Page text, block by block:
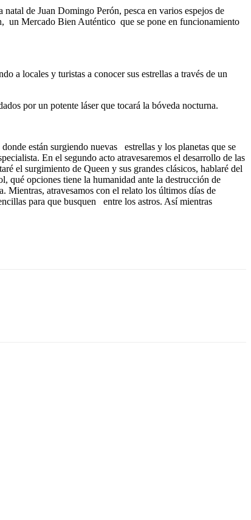
de Juan Domingo Perón, pesca en varios espejos de
un Mercado Bien Auténtico que se pone en funcionamiento
a locales y turistas a conocer sus estrellas a través de un
por un potente láser que tocará la bóveda nocturna.
están surgiendo nuevas estrellas y los planetas que se
En el segundo acto atravesaremos el desarrollo de las
el surgimiento de Queen y sus grandes clásicos, hablaré del
qué opciones tiene la humanidad ante la destrucción de
Mientras, atravesamos con el relato los últimos días de
para que busquen entre los astros. Así mientras